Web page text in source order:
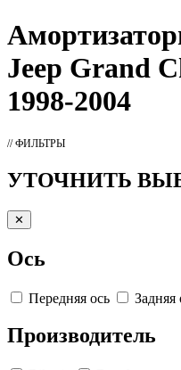
Jeep Grand
1998-2004
// ФИЛЬТРЫ
УТОЧНИТЬ
✕
Ось
Передняя ось Задняя
Производитель